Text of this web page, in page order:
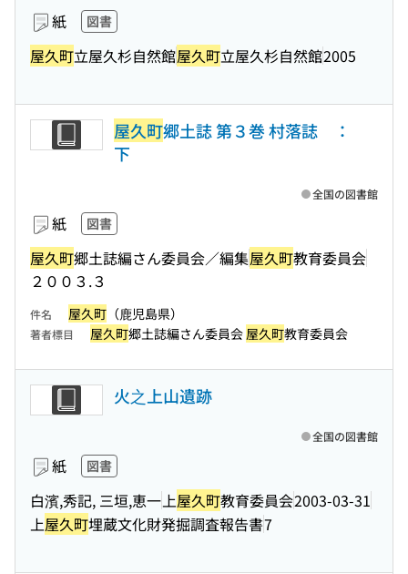
紙 図書
屋久町立屋久杉自然館屋久町立屋久杉自然館2005
屋久町郷土誌 第３巻 村落誌 ：
下
紙 図書
屋久町郷土誌編さん委員会／編集屋久町教育委員会
２００３.３
全国の図書館
件名 屋久町 （鹿児島県）
著者標目 屋久町郷土誌編さん委員会 屋久町教育委員会
火之上山遺跡
紙 図書
白濱,秀記, 三垣,恵一 上屋久町教育委員会2003-03-31
上屋久町埋蔵文化財発掘調査報告書7
全国の図書館